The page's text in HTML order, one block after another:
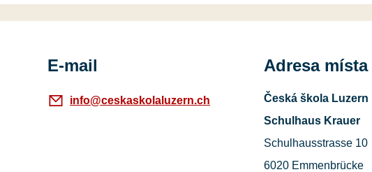
E-mail
info@ceskaskolaluzern.ch
Adresa
Česká škola Luzern
Schulhaus Krauer
Schulhausstrasse 10
6020 Emmenbrücke